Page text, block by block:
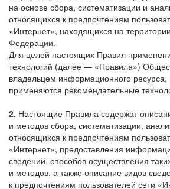
на основе сбора, систематизации и
относящихся к предпочтениям
«Интернет», находящихся на
Федерации.
Для целей настоящих Правил
технологий (далее — «Правила»)
владельцем информационного ресурса,
применяются рекомендательные
2. Настоящие Правила содержат
и методов сбора, систематизации,
относящихся к предпочтениям
«Интернет», предоставления
сведений, способов осуществления
и методов, а также описание видов
к предпочтениям пользователей сети